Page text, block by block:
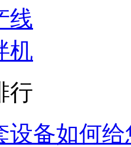
线
机
行
设备如何给